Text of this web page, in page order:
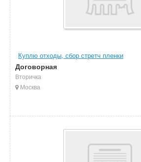
Куплю отходы, сбор стретч пленки
Договорная
Вторичка
Москва